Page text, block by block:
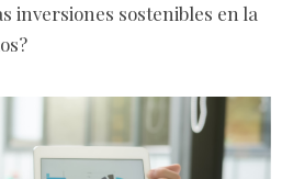
inversiones sostenibles en la